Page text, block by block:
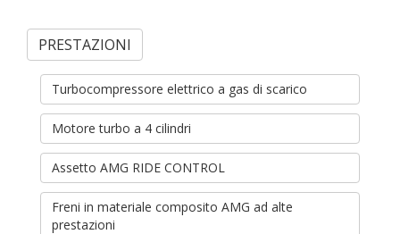
PRESTAZIONI
Turbocompressore elettrico a gas di scarico
Motore turbo a 4 cilindri
Assetto AMG RIDE CONTROL
Freni in materiale composito AMG ad alte
prestazioni